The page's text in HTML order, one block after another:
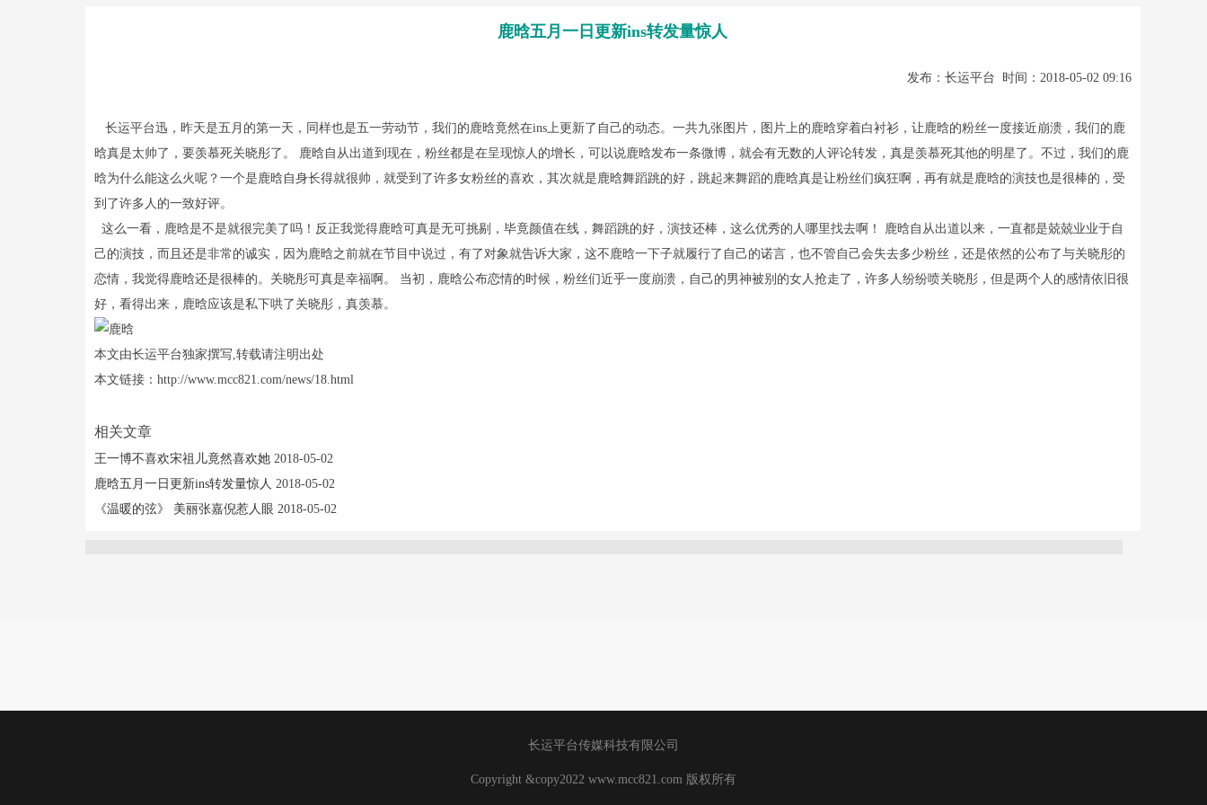
鹿晗五月一日更新ins转发量惊人
发布：长运平台 时间：2018-05-02 09:16
长运平台迅，昨天是五月的第一天，同样也是五一劳动节，我们的鹿晗竟然在ins上更新了自己的动态。一共九张图片，图片上的鹿晗穿着白衬衫，让鹿晗的粉丝一度接近崩溃，我们的鹿
晗真是太帅了，要羡慕死关晓彤了。 鹿晗自从出道到现在，粉丝都是在呈现惊人的增长，可以说鹿晗发布一条微博，就会有无数的人评论转发，真是羡慕死其他的明星了。不过，我们的鹿
晗为什么能这么火呢？一个是鹿晗自身长得就很帅，就受到了许多女粉丝的喜欢，其次就是鹿晗舞蹈跳的好，跳起来舞蹈的鹿晗真是让粉丝们疯狂啊，再有就是鹿晗的演技也是很棒的，受
到了许多人的一致好评。
这么一看，鹿晗是不是就很完美了吗！反正我觉得鹿晗可真是无可挑剔，毕竟颜值在线，舞蹈跳的好，演技还棒，这么优秀的人哪里找去啊！ 鹿晗自从出道以来，一直都是兢兢业业于自
己的演技，而且还是非常的诚实，因为鹿晗之前就在节目中说过，有了对象就告诉大家，这不鹿晗一下子就履行了自己的诺言，也不管自己会失去多少粉丝，还是依然的公布了与关晓彤的
恋情，我觉得鹿晗还是很棒的。关晓彤可真是幸福啊。 当初，鹿晗公布恋情的时候，粉丝们近乎一度崩溃，自己的男神被别的女人抢走了，许多人纷纷喷关晓彤，但是两个人的感情依旧很
好，看得出来，鹿晗应该是私下哄了关晓彤，真羡慕。
本文由长运平台独家撰写,转载请注明出处
本文链接：http://www.mcc821.com/news/18.html
相关文章
王一博不喜欢宋祖儿竟然喜欢她 2018-05-02
鹿晗五月一日更新ins转发量惊人 2018-05-02
《温暖的弦》 美丽张嘉倪惹人眼 2018-05-02
长运平台传媒科技有限公司
Copyright &copy2022 www.mcc821.com 版权所有